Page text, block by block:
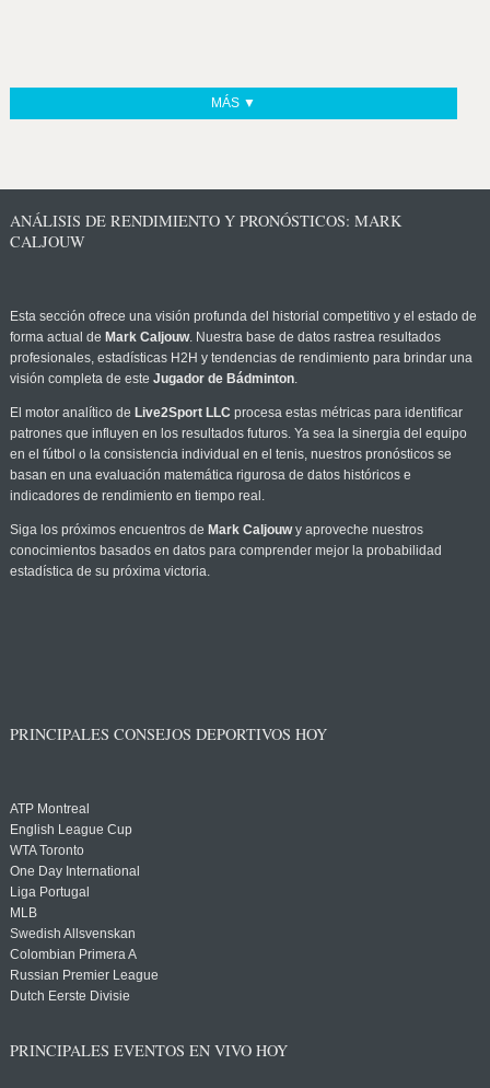
MÁS ▼
ANÁLISIS DE RENDIMIENTO Y PRONÓSTICOS: MARK
CALJOUW
Esta sección ofrece una visión profunda del historial competitivo y el estado de
forma actual de Mark Caljouw. Nuestra base de datos rastrea resultados
profesionales, estadísticas H2H y tendencias de rendimiento para brindar una
visión completa de este Jugador de Bádminton.
El motor analítico de Live2Sport LLC procesa estas métricas para identificar
patrones que influyen en los resultados futuros. Ya sea la sinergia del equipo
en el fútbol o la consistencia individual en el tenis, nuestros pronósticos se
basan en una evaluación matemática rigurosa de datos históricos e
indicadores de rendimiento en tiempo real.
Siga los próximos encuentros de Mark Caljouwy aproveche nuestros
conocimientos basados en datos para comprender mejor la probabilidad
estadística de su próxima victoria.
PRINCIPALES CONSEJOS DEPORTIVOS HOY
ATP Montreal
English League Cup
WTA Toronto
One Day International
Liga Portugal
MLB
Swedish Allsvenskan
Colombian Primera A
Russian Premier League
Dutch Eerste Divisie
PRINCIPALES EVENTOS EN VIVO HOY